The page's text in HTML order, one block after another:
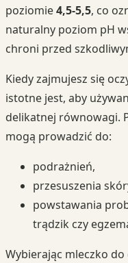
poziomie4,5-5,5, co
naturalny poziom pH
chroni przed
Kiedy zajmujesz się
istotne jest, aby
delikatnej równowagi.
mogą prowadzić do:
podrażnień,
przesuszenia
powstawania
trądzik czy
Wybierając mleczko